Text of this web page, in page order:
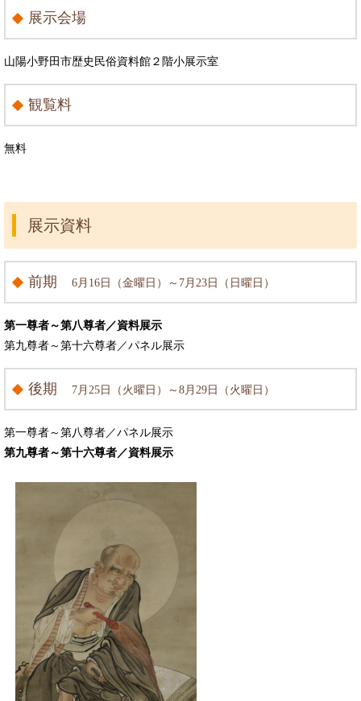
展示会場
山陽小野田市歴史民俗資料館２階小展示室
観覧料
無料
展示資料
前期 6月16日（金曜日）～7月23日（日曜日）
第一尊者～第八尊者／資料展示
第九尊者～第十六尊者／パネル展示
後期 7月25日（火曜日）～8月29日（火曜日）
第一尊者～第八尊者／パネル展示
第九尊者～第十六尊者／資料展示